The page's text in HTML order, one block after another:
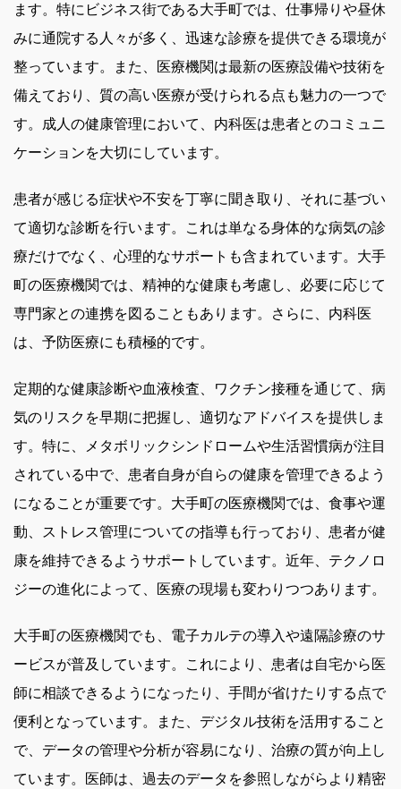
ます。特にビジネス街である大手町では、仕事帰りや昼休
みに通院する人々が多く、迅速な診療を提供できる環境が
整っています。また、医療機関は最新の医療設備や技術を
備えており、質の高い医療が受けられる点も魅力の一つで
す。成人の健康管理において、内科医は患者とのコミュニ
ケーションを大切にしています。
患者が感じる症状や不安を丁寧に聞き取り、それに基づい
て適切な診断を行います。これは単なる身体的な病気の診
療だけでなく、心理的なサポートも含まれています。大手
町の医療機関では、精神的な健康も考慮し、必要に応じて
専門家との連携を図ることもあります。さらに、内科医
は、予防医療にも積極的です。
定期的な健康診断や血液検査、ワクチン接種を通じて、病
気のリスクを早期に把握し、適切なアドバイスを提供しま
す。特に、メタボリックシンドロームや生活習慣病が注目
されている中で、患者自身が自らの健康を管理できるよう
になることが重要です。大手町の医療機関では、食事や運
動、ストレス管理についての指導も行っており、患者が健
康を維持できるようサポートしています。近年、テクノロ
ジーの進化によって、医療の現場も変わりつつあります。
大手町の医療機関でも、電子カルテの導入や遠隔診療のサ
ービスが普及しています。これにより、患者は自宅から医
師に相談できるようになったり、手間が省けたりする点で
便利となっています。また、デジタル技術を活用すること
で、データの管理や分析が容易になり、治療の質が向上し
ています。医師は、過去のデータを参照しながらより精密